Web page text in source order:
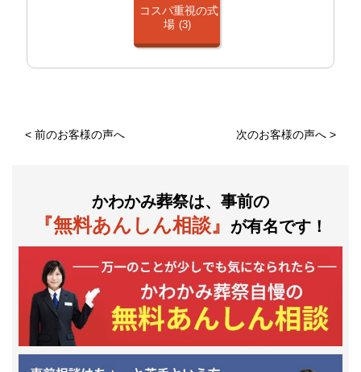
コスパ重視の式
場 (3)
<前のお客様の声へ 次のお客様の声へ>
かわかみ葬祭は、事前の
『無料あんしん相談』 が有名です！